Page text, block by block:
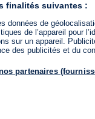
finalités suivantes :
données de
de l’appareil pour
sur un appareil.
des publicités et du
partenaires